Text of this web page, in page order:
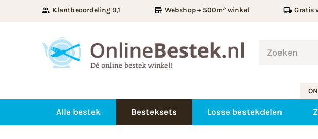
Klantbeoordeling 9,1 Webshop + 500m² winkel Gratis
Alle bestek Besteksets Losse bestekdelen